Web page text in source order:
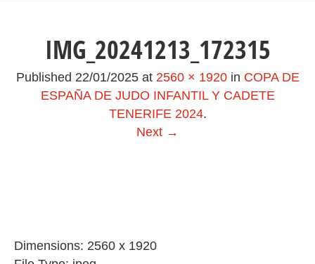
IMG_20241213_172315
Published 22/01/2025at 2560 × 1920in COPA DE
ESPAÑA DE JUDO INFANTIL Y CADETE
TENERIFE 2024.
Next →
Dimensions: 2560 x 1920